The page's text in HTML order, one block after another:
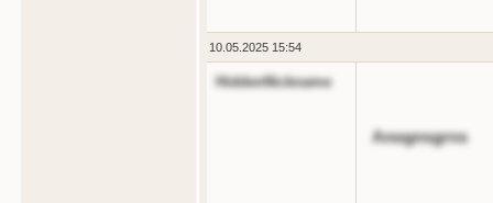
10.05.2025 15:54
HiddenNickname
Anognsgrns